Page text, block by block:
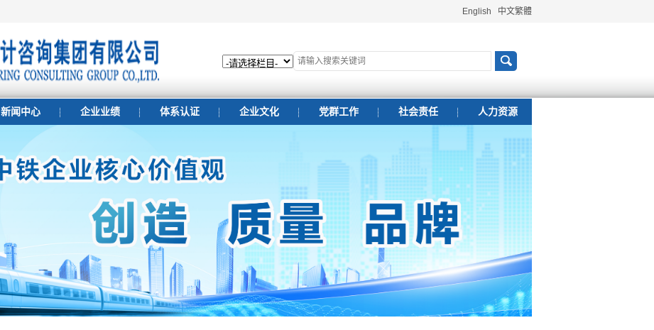
English 中文繁體
新闻中心 企业业绩 体系认证 企业文化 党群工作 社会责任 人力资源